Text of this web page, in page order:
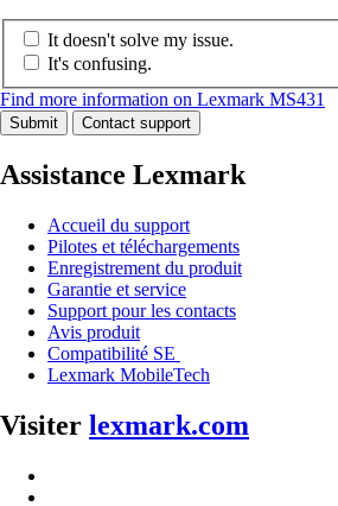
It doesn't solve my issue.
It's confusing.
Find more information on Lexmark MS431
Submit Contact support
Assistance Lexmark
Accueil du support
Pilotes et téléchargements
Enregistrement du produit
Garantie et service
Support pour les contacts
Avis produit
Compatibilité SE
Lexmark MobileTech
Visiter lexmark.com